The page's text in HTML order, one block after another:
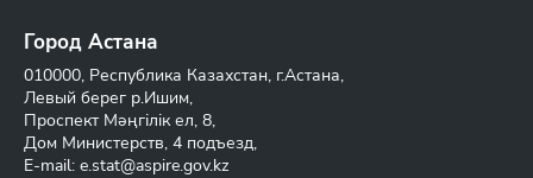
Город Астана
010000, Республика Казахстан, г.Астана,
Левый берег р.Ишим,
Проспект Мәңгілік ел, 8,
Дом Министерств, 4 подъезд,
E-mail: e.stat@aspire.gov.kz